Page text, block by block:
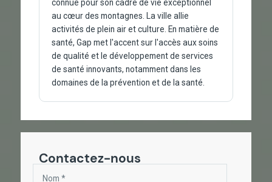
connue pour son cadre de vie exceptionnel
au cœur des montagnes. La ville allie
activités de plein air et culture. En matière de
santé, Gap met l'accent sur l'accès aux soins
de qualité et le développement de services
de santé innovants, notamment dans les
domaines de la prévention et de la santé.
Contactez-nous